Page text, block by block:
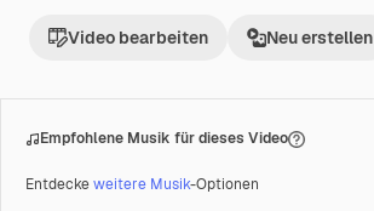
Video bearbeiten Neu erstellen
Empfohlene Musik für dieses Video
Entdeckeweitere Musik-Optionen